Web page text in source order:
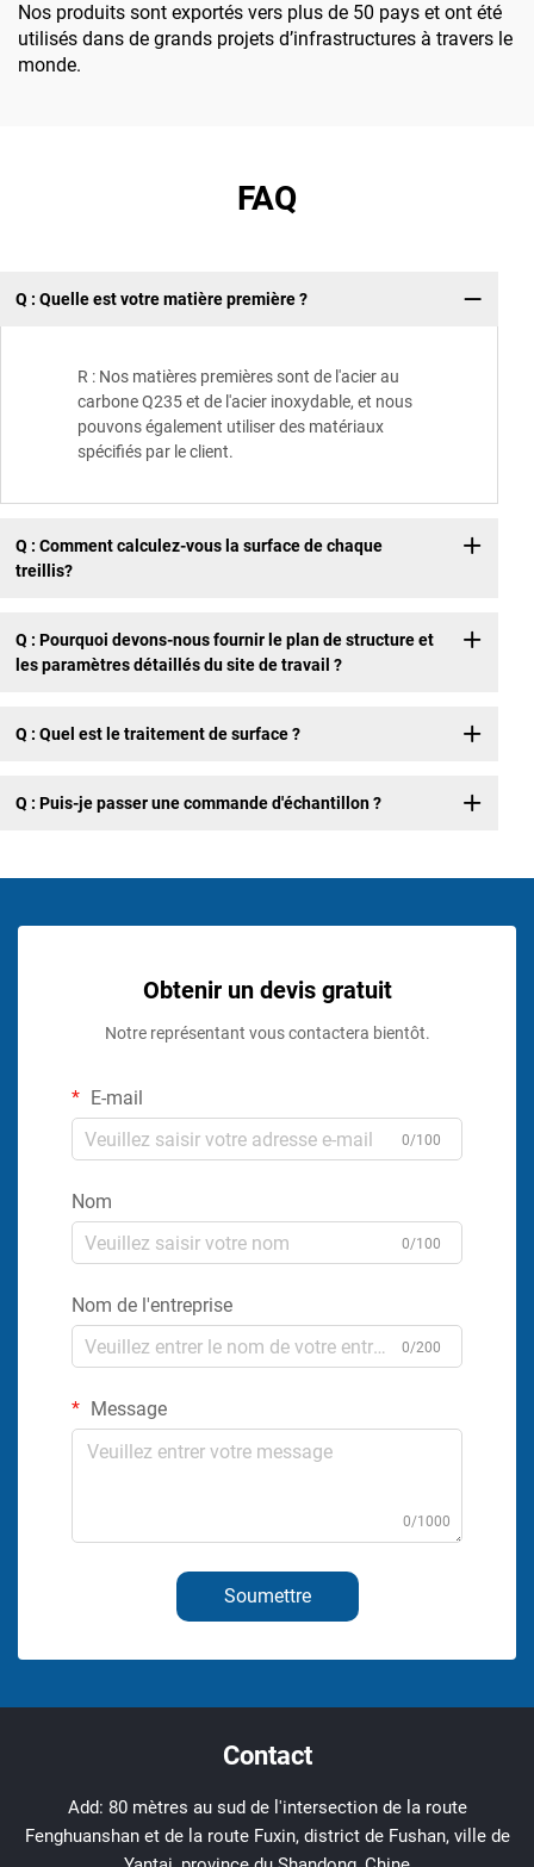
Nos produits sont exportés vers plus de 50 pays et ont été
utilisés dans de grands projets d’infrastructures à travers le
monde.
FAQ
Q : Quelle est votre matière première ?
R : Nos matières premières sont de l'acier au
carbone Q235 et de l'acier inoxydable, et nous
pouvons également utiliser des matériaux
spécifiés par le client.
Q : Comment calculez-vous la surface de chaque
treillis?
Q : Pourquoi devons-nous fournir le plan de structure et
les paramètres détaillés du site de travail ?
Q : Quel est le traitement de surface ?
Q : Puis-je passer une commande d'échantillon ?
Obtenir un devis gratuit
Notre représentant vous contactera bientôt.
E-mail
0/100
Nom
0/100
Nom de l'entreprise
0/200
Message
0/1000
Soumettre
Contact
Add: 80 mètres au sud de l'intersection de la route
Fenghuanshan et de la route Fuxin, district de Fushan, ville de